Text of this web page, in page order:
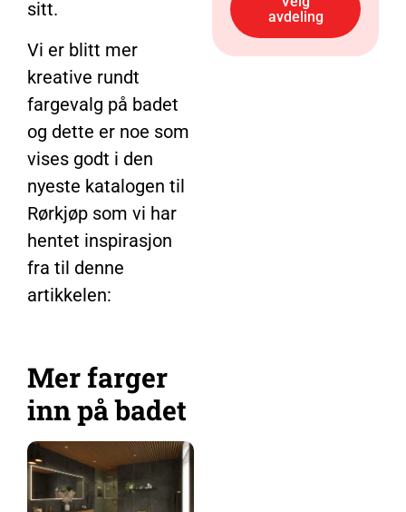
sitt.
Vi er blitt mer
kreative rundt
fargevalg på badet
og dette er noe som
vises godt i den
nyeste katalogen til
Rørkjøp som vi har
hentet inspirasjon
fra til denne
artikkelen:
Mer farger
inn på badet
avdeling